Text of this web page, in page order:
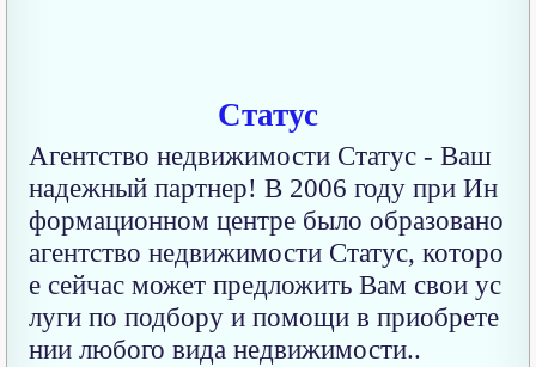
Статус
Агентство недвижимости Статус - Ваш
надежный партнер! В 2006 году при Ин
формационном центре было образовано
агентство недвижимости Статус, которо
е сейчас может предложить Вам свои ус
луги по подбору и помощи в приобрете
нии любого вида недвижимости..